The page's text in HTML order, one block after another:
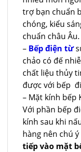
trợ bạn chuẩn
chóng, kiểu
chuẩn châu Âu.
– Bếp điện từ
chảo có đế
chất liệu thủy
được với bếp
– Mặt kính bếp
Với phần bếp
kính sau khi
hàng nên chú
tiếp vào mặt